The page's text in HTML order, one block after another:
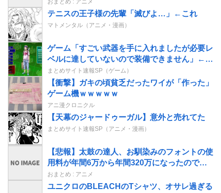
テニスの王子様の先輩「滅びよ…」←これ
マトメンタル（アニメ・漫画）
ゲーム「すごい武器を手に入れましたが必要レ
ベルに達していないので装備できません」←こ
のシステムｗｗｗｗ
まとめサイト速報SP（ゲーム）
【衝撃】ガキの頃貧乏だったワイが「作った」
ゲーム機ｗｗｗｗｗ
アニ漫クロニクル
【天幕のジャードゥーガル】意外と売れてた
まとめサイト速報SP（アニメ・漫画）
【悲報】太鼓の達人、お馴染みのフォントの使
用料が年間6万から年間320万になったので変
更に
おまとめ : アニメ
ユニクロのBLEACHのTシャツ、オサレ過ぎる